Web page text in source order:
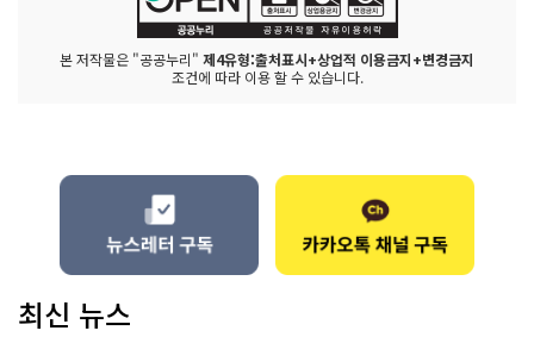
본 저작물은 "공공누리" 제4유형:출처표시+상업적 이용금지+변경금지
조건에 따라 이용 할 수 있습니다.
최신 뉴스